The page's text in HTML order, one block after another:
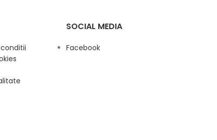
SOCIAL MEDIA
Facebook